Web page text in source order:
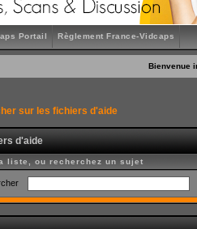
Portail Règlement France-Vidcaps
Bienvenue
sur les fichiers d'aide
d'aide
liste, ou recherchez un sujet